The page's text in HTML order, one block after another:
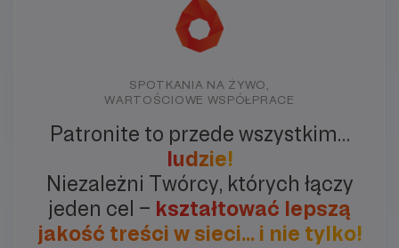
SPOTKANIA NA ŻYWO,
WARTOŚCIOWE WSPÓŁPRACE
Patronite to przede wszystkim…
ludzie!
Niezależni Twórcy, których łączy
jeden cel – kształtować lepszą
jakość treści w sieci… i nie tylko!